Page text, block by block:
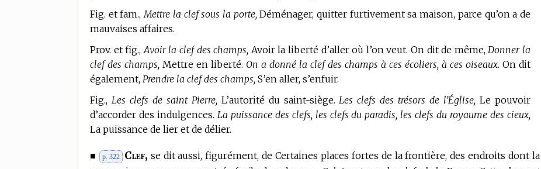
Fig. et fam.,Mettre la clef sous la porte,Déménager, quitter furtivement sa maison, parce qu’on a de
mauvaises affaires.
Prov. et fig., Avoir la clef des champs, Avoir la liberté d’aller où l’on veut. On dit de même, Donner la
clef des champs, Mettre en liberté. On a donné la clef des champs à ces écoliers, à ces oiseaux. On dit
également, Prendre la clef des champs, S’en aller, s’enfuir.
Fig., Les clefs de saint Pierre, L’autorité du saint-siège. Les clefs des trésors de l’Église, Le pouvoir
d’accorder des indulgences. La puissance des clefs, les clefs du paradis, les clefs du royaume des cieux,
La puissance de lier et de délier.
■ p. 322 Clef, se dit aussi, figurément, de Certaines places fortes de la frontière, des endroits dont la